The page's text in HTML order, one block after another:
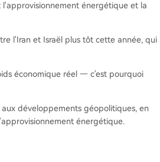
énergétique et la
l'Iran et Israël plus tôt cette année, qui
économique réel — c'est pourquoi
développements géopolitiques, en
énergétique.